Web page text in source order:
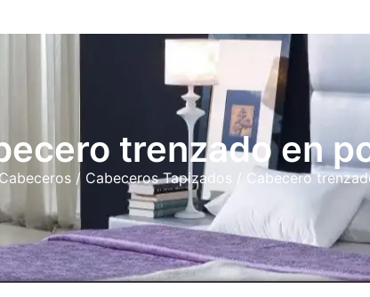
trenzado en
Cabeceros/ Cabeceros Tapizados / Cabecero